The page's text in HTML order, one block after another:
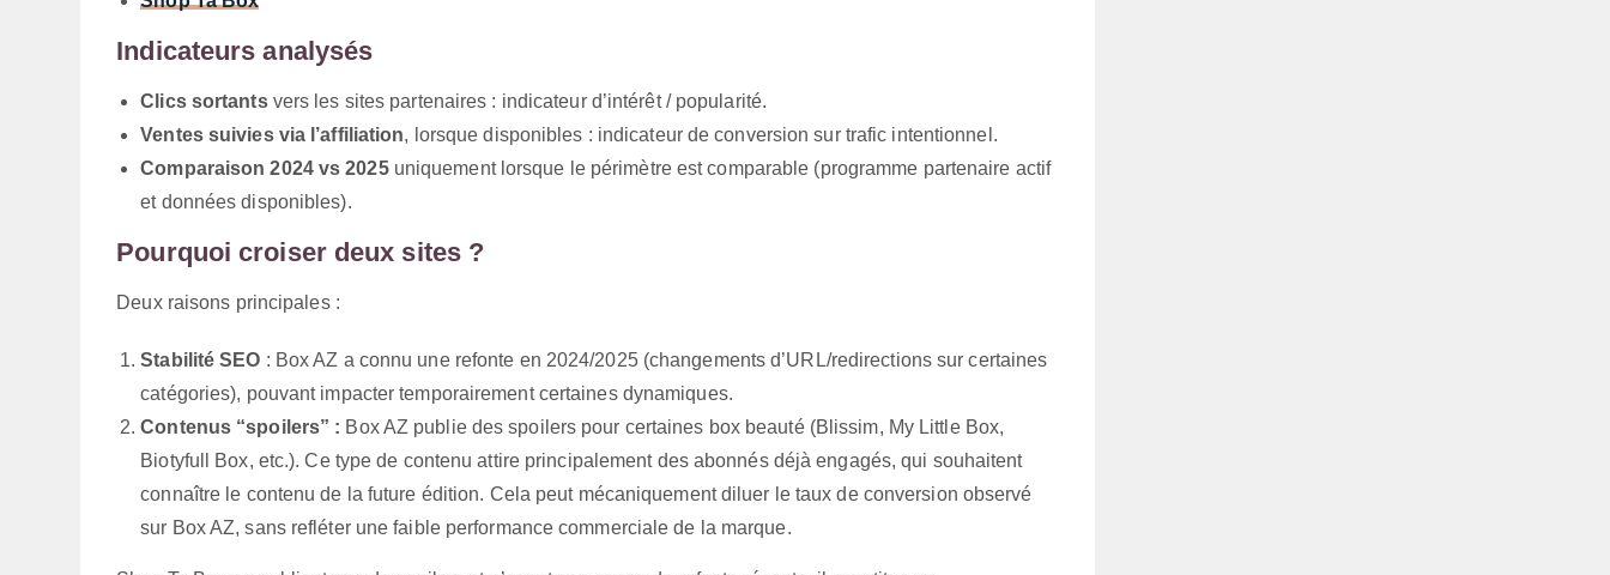
Indicateurs analysés
Clics sortantsvers les sites partenaires : indicateur d’intérêt / popularité.
Ventes suivies via l’affiliation, lorsque disponibles : indicateur de conversion sur trafic intentionnel.
Comparaison 2024 vs 2025uniquement lorsque le périmètre est comparable (programme partenaire actif
et données disponibles).
Pourquoi croiser deux sites ?
Deux raisons principales :
Stabilité SEO : Box AZ a connu une refonte en 2024/2025 (changements d’URL/redirections sur certaines
catégories), pouvant impacter temporairement certaines dynamiques.
Contenus “spoilers” : Box AZ publie des spoilers pour certaines box beauté (Blissim, My Little Box,
Biotyfull Box, etc.). Ce type de contenu attire principalement des abonnés déjà engagés, qui souhaitent
connaître le contenu de la future édition. Cela peut mécaniquement diluer le taux de conversion observé
sur Box AZ, sans refléter une faible performance commerciale de la marque.